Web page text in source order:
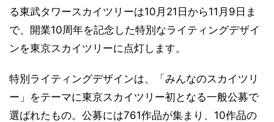
る東武タワースカイツリーは10月21日から11月9日ま
で、開業10周年を記念した特別なライティングデザイ
ンを東京スカイツリーに点灯します。
特別ライティングデザインは、「みんなのスカイツリ
ー」をテーマに東京スカイツリー初となる一般公募で
選ばれたもの。公募には761作品が集まり、10作品の